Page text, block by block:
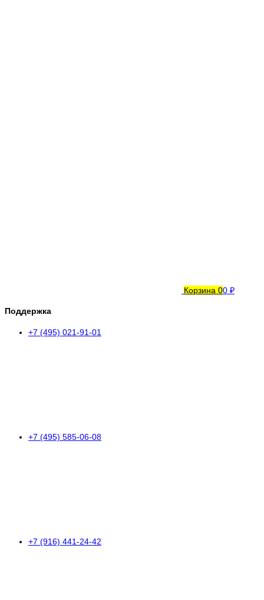
Корзина 00 ₽
Поддержка
+7 (495) 021-91-01
+7 (495) 585-06-08
+7 (916) 441-24-42